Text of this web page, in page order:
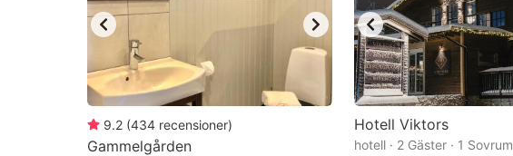
9.2 (434 recensioner)
Gammelgården
Hotell Viktors
hotell · 2 Gäster · 1 Sovrum